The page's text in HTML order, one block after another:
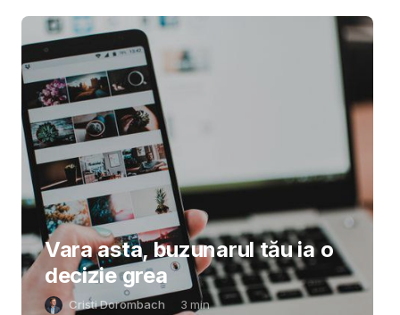
Vara asta, buzunarul tău ia o
decizie grea
Cristi Dorombach 3 min